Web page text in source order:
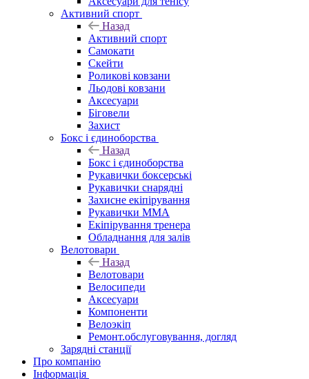
Активний спорт
Назад
Активний спорт
Самокати
Скейти
Роликові ковзани
Льодові ковзани
Аксесуари
Біговели
Захист
Бокс і єдиноборства
Назад
Бокс і єдиноборства
Рукавички боксерські
Рукавички снарядні
Захисне екіпірування
Рукавички ММА
Екіпірування тренера
Обладнання для залів
Велотовари
Назад
Велотовари
Велосипеди
Аксесуари
Компоненти
Велоэкіп
Ремонт.обслуговування, догляд
Зарядні станції
Про компанію
Інформація